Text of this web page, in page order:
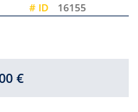
# ID 16155
€